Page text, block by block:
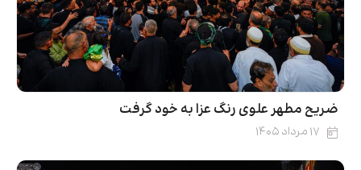
ضریح مطهر علوی رنگ عزا به خود گرفت
۱۷ مرداد ۱۴۰۵